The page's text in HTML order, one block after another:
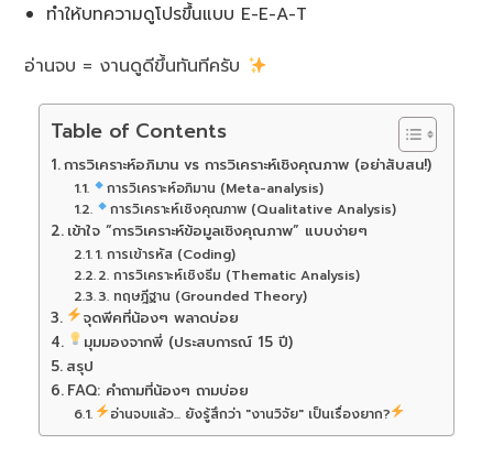
ทำให้บทความดูโปรขึ้นแบบ E-E-A-T
อ่านจบ = งานดูดีขึ้นทันทีครับ
Table of Contents
การวิเคราะห์อภิมาน vs การวิเคราะห์เชิงคุณภาพ (อย่าสับสน!)
การวิเคราะห์อภิมาน (Meta-analysis)
การวิเคราะห์เชิงคุณภาพ (Qualitative Analysis)
เข้าใจ “การวิเคราะห์ข้อมูลเชิงคุณภาพ” แบบง่ายๆ
1. การเข้ารหัส (Coding)
2. การวิเคราะห์เชิงธีม (Thematic Analysis)
3. ทฤษฎีฐาน (Grounded Theory)
จุดพีคที่น้องๆ พลาดบ่อย
มุมมองจากพี่ (ประสบการณ์ 15 ปี)
สรุป
FAQ: คำถามที่น้องๆ ถามบ่อย
อ่านจบแล้ว... ยังรู้สึกว่า "งานวิจัย" เป็นเรื่องยาก?